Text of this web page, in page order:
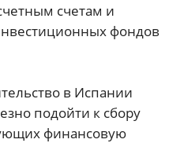
счетам и
фондов
в Испании
подойти к сбору
финансовую